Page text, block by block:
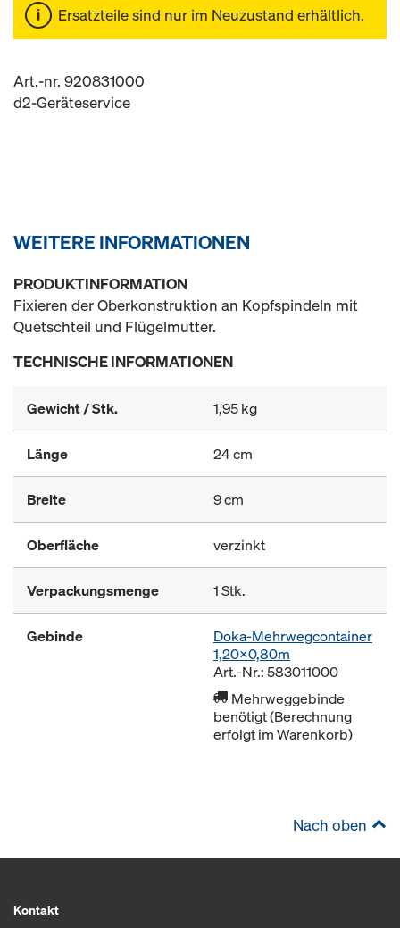
Ersatzteile sind nur im Neuzustand erhältlich.
Art.-nr. 920831000
d2-Geräteservice
WEITERE INFORMATIONEN
PRODUKTINFORMATION
Fixieren der Oberkonstruktion an Kopfspindeln mit
Quetschteil und Flügelmutter.
TECHNISCHE INFORMATIONEN
Gewicht / Stk. 1,95 kg
Länge 24 cm
Breite 9 cm
Oberfläche verzinkt
Verpackungsmenge 1 Stk.
Gebinde
Doka-Mehrwegcontainer
1,20x0,80m
Art.-Nr.: 583011000
Mehrweggebinde
benötigt (Berechnung
erfolgt im Warenkorb)
Nach oben
Kontakt